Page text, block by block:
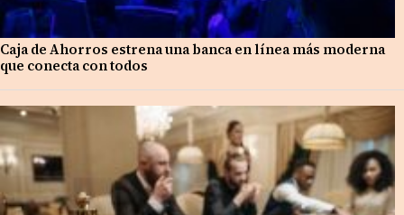
Caja de Ahorros estrena una banca en línea más moderna
que conecta con todos